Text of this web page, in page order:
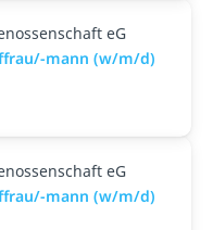
eG
mann (w/m/d)
eG
mann (w/m/d)